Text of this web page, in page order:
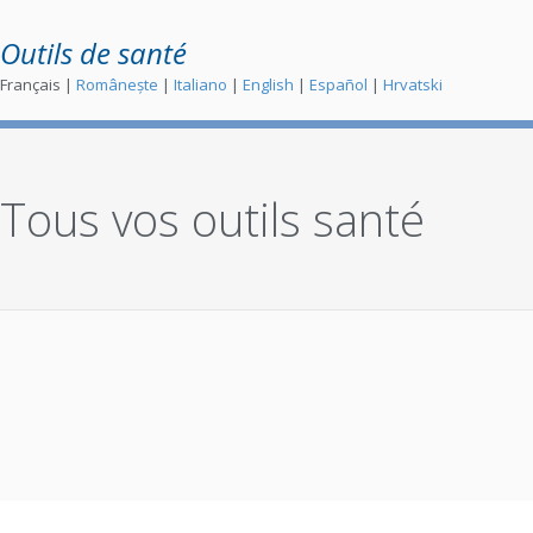
Outils de santé
Français | Românește | Italiano | English | Español | Hrvatski
Tous vos outils santé